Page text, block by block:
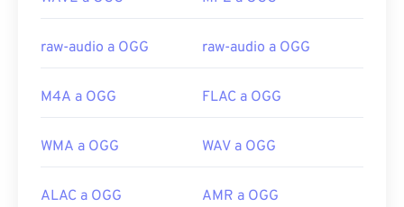
raw-audio a OGG raw-audio a OGG
M4A a OGG FLAC a OGG
WMA a OGG WAV a OGG
ALAC a OGG AMR a OGG